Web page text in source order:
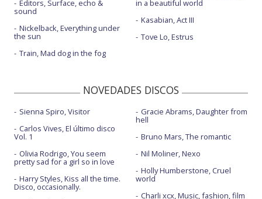
Editors, Surface, echo &
sound
Nickelback, Everything under
the sun
Train, Mad dog in the fog
in a beautiful world
Kasabian, Act III
Tove Lo, Estrus
NOVEDADES DISCOS
Sienna Spiro, Visitor
Carlos Vives, El último disco
Vol. 1
Olivia Rodrigo, You seem
pretty sad for a girl so in love
Harry Styles, Kiss all the time.
Disco, occasionally.
Gracie Abrams, Daughter from
hell
Bruno Mars, The romantic
Nil Moliner, Nexo
Holly Humberstone, Cruel
world
Charli xcx, Music, fashion, film